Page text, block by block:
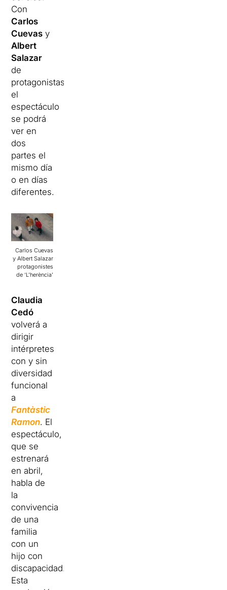
Con
Carlos
Cuevas y
Albert
Salazar
de
protagonistas,
el
espectáculo
se podrá
ver en
dos
partes el
mismo día
o en días
diferentes.
Carlos Cuevas
y Albert Salazar
protagonistes
de ‘L’herència’
Claudia
Cedó
volverá a
dirigir
intérpretes
con y sin
diversidad
funcional
a
Fantàstic
Ramon. El
espectáculo,
que se
estrenará
en abril,
habla de
la
convivencia
de una
familia
con un
hijo con
discapacidad.
Esta